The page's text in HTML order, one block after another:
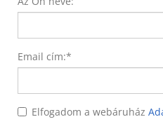
Email cím:*
Elfogadom a webáruház